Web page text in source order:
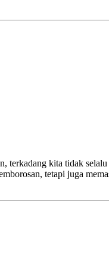
kita tidak selalu
tetapi juga